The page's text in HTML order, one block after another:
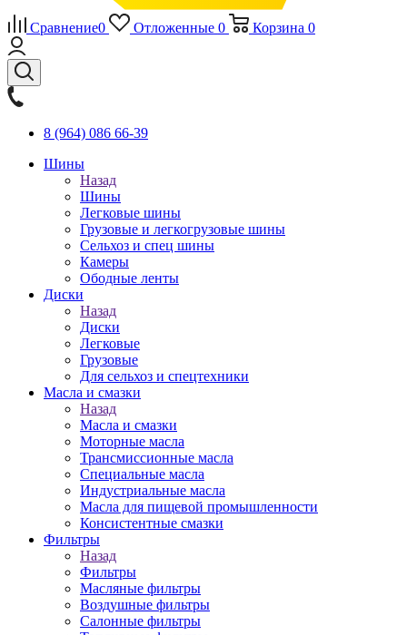
Сравнение0 Отложенные 0 Корзина 0
8 (964) 086 66-39
Шины
Назад
Шины
Легковые шины
Грузовые и легкогрузовые шины
Сельхоз и спец шины
Камеры
Ободные ленты
Диски
Назад
Диски
Легковые
Грузовые
Для сельхоз и спецтехники
Масла и смазки
Назад
Масла и смазки
Моторные масла
Трансмиссионные масла
Специальные масла
Индустриальные масла
Масла для пищевой промышленности
Консистентные смазки
Фильтры
Назад
Фильтры
Масляные фильтры
Воздушные фильтры
Салонные фильтры